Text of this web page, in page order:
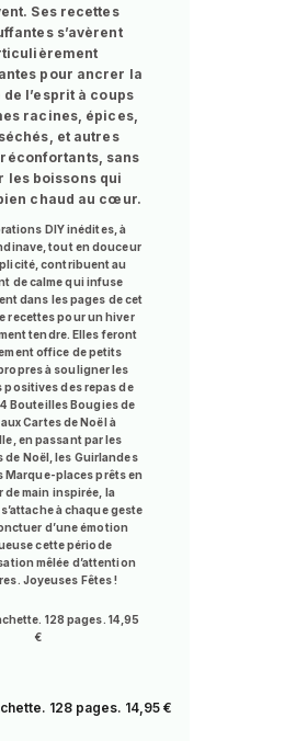
Ses recettes
s’avèrent
pour ancrer la
de l’esprit à coups
racines, épices,
et autres
sans
les boissons qui
chaud au cœur.
DIY inédites, à
tout en douceur
contribuent au
de calme qui infuse
dans les pages de cet
recettes pour un hiver
tendre. Elles feront
office de petits
à souligner les
des repas de
Bouteilles Bougies de
aux Cartes de Noël à
en passant par les
de Noël, les Guirlandes
Marque-places prêts en
de main inspirée, la
à chaque geste
d’une émotion
cette période
mêlée d’attention
Joyeuses Fêtes !
128 pages. 14,95
€
128 pages. 14,95 €